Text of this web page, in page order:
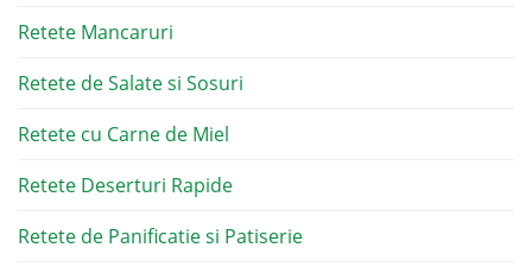
Retete Mancaruri
Retete de Salate si Sosuri
Retete cu Carne de Miel
Retete Deserturi Rapide
Retete de Panificatie si Patiserie